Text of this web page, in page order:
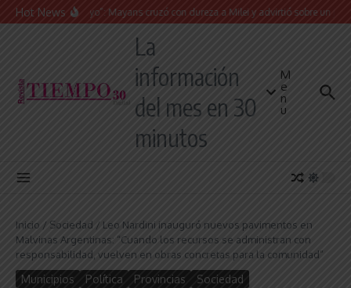
Saltar al contenido
Hot News
“Presidente cipayo”: Mayans cruzó con dureza a Milei y advirtió sobre un juicio
La
información
del mes en 30
minutos
M
e
n
u
Inicio / Sociedad / Leo Nardini inauguró nuevos pavimentos en
Malvinas Argentinas: “Cuando los recursos se administran con
responsabilidad, vuelven en obras concretas para la comunidad”
Municipios Política Provincias Sociedad